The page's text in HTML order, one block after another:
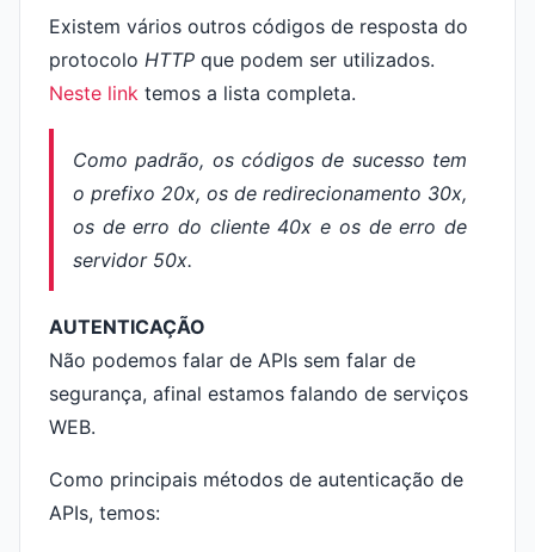
Existem vários outros códigos de resposta do
protocolo HTTP que podem ser utilizados.
Neste link temos a lista completa.
Como padrão, os códigos de sucesso tem
o prefixo 20x, os de redirecionamento 30x,
os de erro do cliente 40x e os de erro de
servidor 50x.
AUTENTICAÇÃO
Não podemos falar de APIs sem falar de
segurança, afinal estamos falando de serviços
WEB.
Como principais métodos de autenticação de
APIs, temos: